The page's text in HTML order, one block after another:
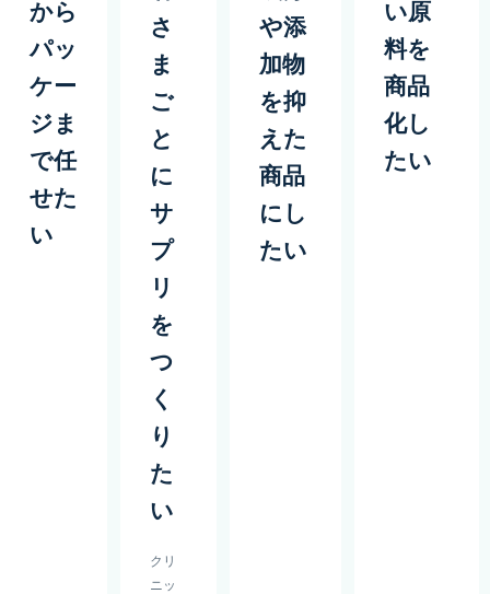
から
パッ
ケー
ジま
で任
せた
い
さ
ま
ご
と
に
サ
プ
リ
を
つ
く
り
た
い
クリ
ニッ
や添
加物
を抑
えた
商品
にし
たい
い原
料を
商品
化し
たい